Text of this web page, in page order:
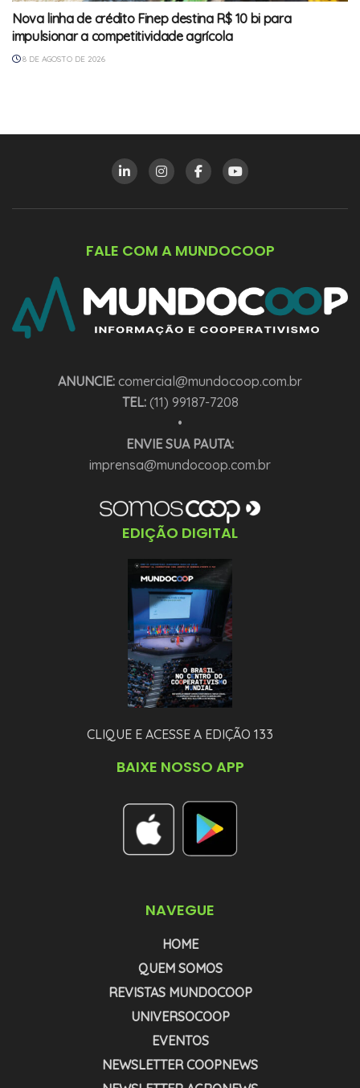
Nova linha de crédito Finep destina R$ 10 bi para
impulsionar a competitividade agrícola
8 DE AGOSTO DE 2026
FALE COM A MUNDOCOOP
ANUNCIE: comercial@mundocoop.com.br
TEL:(11) 99187-7208
•
ENVIE SUA PAUTA:
imprensa@mundocoop.com.br
EDIÇÃO DIGITAL
CLIQUE E ACESSE A EDIÇÃO 133
BAIXE NOSSO APP
NAVEGUE
HOME
QUEM SOMOS
REVISTAS MUNDOCOOP
UNIVERSOCOOP
EVENTOS
NEWSLETTER COOPNEWS